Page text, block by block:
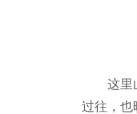
这里
过往，也